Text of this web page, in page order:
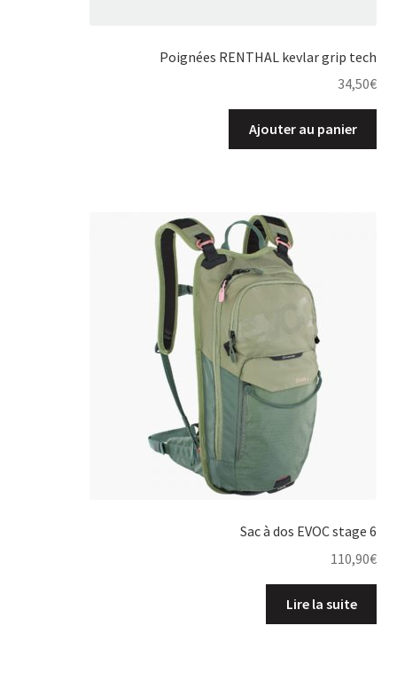
Poignées RENTHAL kevlar grip tech
34,50€
Ajouter au panier
Sac à dos EVOC stage 6
110,90€
Lire la suite